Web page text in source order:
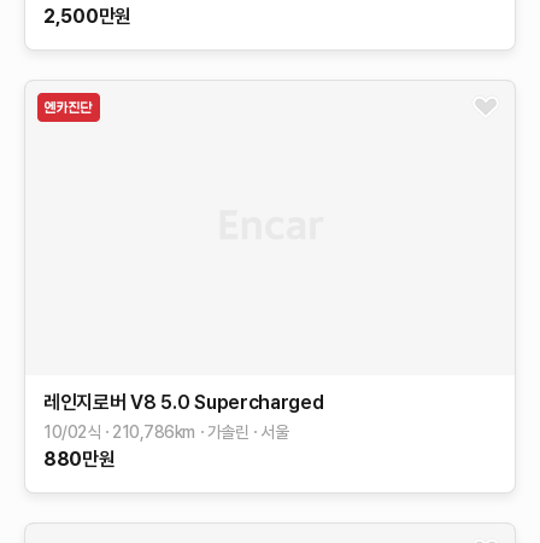
2,500만원
레인지로버 V8 5.0 Supercharged
10/02식 210,786km 가솔린 서울
880만원